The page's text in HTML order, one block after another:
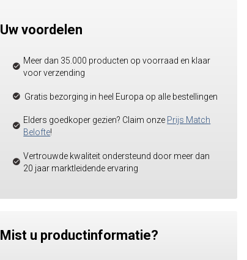
Uw voordelen
Meer dan 35.000 producten op voorraad en klaar
voor verzending
Gratis bezorging in heel Europa op alle bestellingen
Elders goedkoper gezien? Claim onze Prijs Match
Belofte!
Vertrouwde kwaliteit ondersteund door meer dan
20 jaar marktleidende ervaring
Mist u productinformatie?